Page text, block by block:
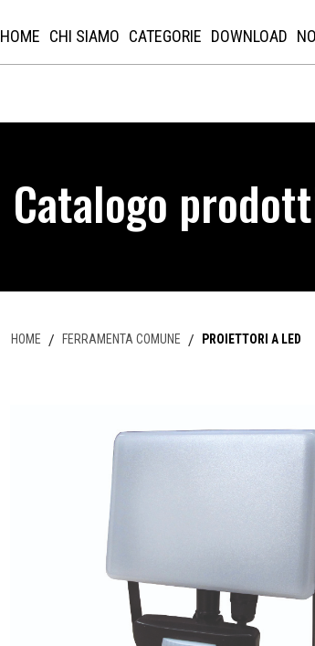
HOME CHI SIAMO CATEGORIE DOWNLOAD
Catalogo
HOME / FERRAMENTA COMUNE / PROIETTORI A LED